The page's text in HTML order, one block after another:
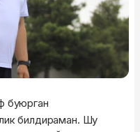
буюрган
билдираман. Шу